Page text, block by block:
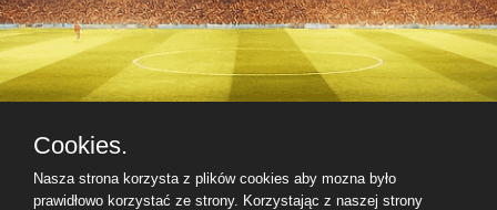
Cookies.
Nasza strona korzysta z plików cookies aby mozna było
prawidłowo korzystać ze strony. Korzystając z naszej strony